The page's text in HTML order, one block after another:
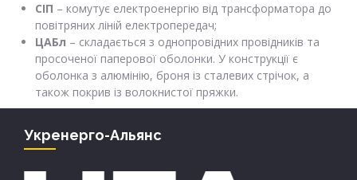
СІП – комутує електроенергію від трансформатора до
повітряних ліній електропередач;
ЦАБл – складається з однопровідних провідників та
просоченої паперової оболонки. У конструкції є
оболонка з алюмінію, броня із сталевих стрічок, а
також покрив із волокнистої пряжки.
Укренерго-Альянс